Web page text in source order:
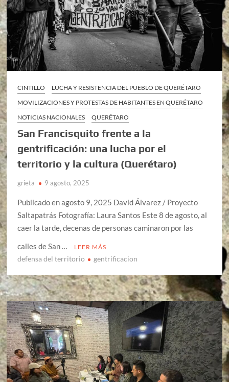
CINTILLO
LUCHA Y RESISTENCIA DEL PUEBLO DE QUERÉTARO
MOVILIZACIONES Y PROTESTAS DE HABITANTES EN QUERÉTARO
NOTICIAS NACIONALES
QUERÉTARO
San Francisquito frente a la
gentrificación: una lucha por el
territorio y la cultura (Querétaro)
grieta 9 agosto, 2025
Publicado en agosto 9, 2025 David Álvarez / Proyecto
Saltapatrás Fotografía: Laura Santos Este 8 de agosto, al
caer la tarde, decenas de personas caminaron por las
calles de San …
LEER MÁS
defensa del territorio gentrificacion